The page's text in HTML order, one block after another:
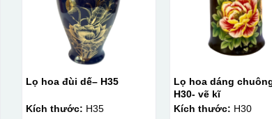
Lọ hoa đùi dế– H35
Kích thước: H35
Lọ hoa dáng
H30- vẽ kĩ
Kích thước: H30